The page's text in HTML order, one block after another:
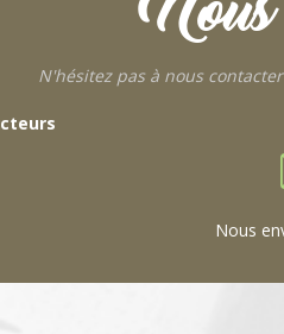
N'hésitez pas à nous
Nous